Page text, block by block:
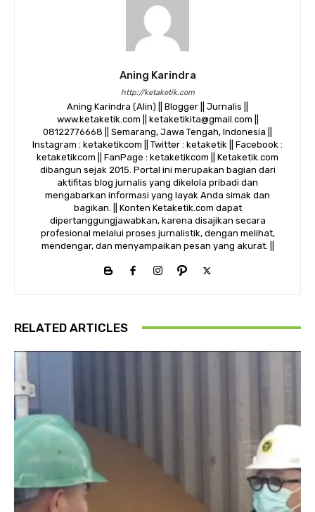
Aning Karindra
http://ketaketik.com
Aning Karindra (Alin) || Blogger || Jurnalis ||
www.ketaketik.com || ketaketikita@gmail.com ||
08122776668 || Semarang, Jawa Tengah, Indonesia ||
Instagram : ketaketikcom || Twitter : ketaketik || Facebook :
ketaketikcom || FanPage : ketaketikcom || Ketaketik.com
dibangun sejak 2015. Portal ini merupakan bagian dari
aktifitas blog jurnalis yang dikelola pribadi dan
mengabarkan informasi yang layak Anda simak dan
bagikan. || Konten Ketaketik.com dapat
dipertanggungjawabkan, karena disajikan secara
profesional melalui proses jurnalistik, dengan melihat,
mendengar, dan menyampaikan pesan yang akurat. ||
RELATED ARTICLES